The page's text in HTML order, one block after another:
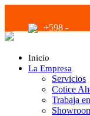
+598 -
2294 2040
Inicio
La Empresa
Servicios
Cotice
Trabaja